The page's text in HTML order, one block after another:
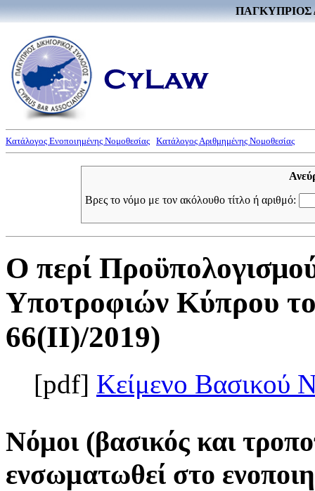
ΠΑΓΚΥΠΡΙΟΣ
Κατάλογος Ενοποιημένης Νομοθεσίας Κατάλογος Αριθμημένης Νομοθεσίας
Βρες το νόμο με τον ακόλουθο τίτλο ή αριθμό:
Ο περί
Υποτροφιών Κύπρου
66(II)/2019)
[pdf] Κείμενο Βασικού
Νόμοι (βασικός και
ενσωματωθεί στο